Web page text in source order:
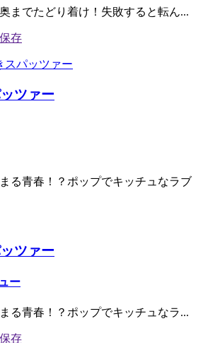
までたどり着け！失敗すると転ん...
ツァー
る青春！？ポップでキッチュなラブ
ツァー
ー
る青春！？ポップでキッチュなラ...